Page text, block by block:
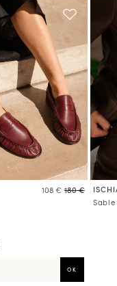
108 € 180 €
Sable